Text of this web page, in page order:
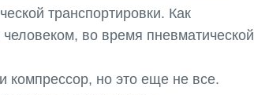
транспортировки. Как
во время пневматической
компрессор, но это еще не все.